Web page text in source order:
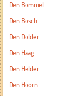
Den Bommel
Den Bosch
Den Dolder
Den Haag
Den Helder
Den Hoorn